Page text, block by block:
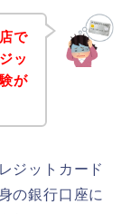
で
ッ
が
ジットカード
の銀行口座に